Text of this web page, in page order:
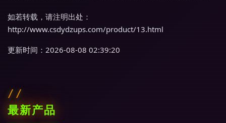
如若转载，请注明出处：
http://www.csdydzups.com/product/13.html
更新时间：2026-08-08 02:39:20
最新产品